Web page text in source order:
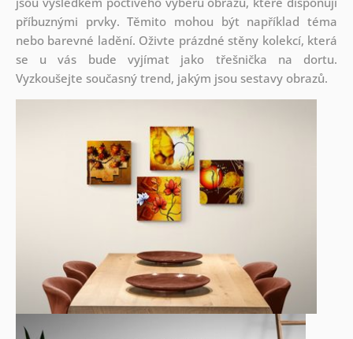
příbuznými prvky. Těmito mohou být například téma
nebo barevné ladění. Oživte prázdné stěny kolekcí, která
se u vás bude vyjímat jako třešnička na dortu.
Vyzkoušejte současný trend, jakým jsou sestavy obrazů.